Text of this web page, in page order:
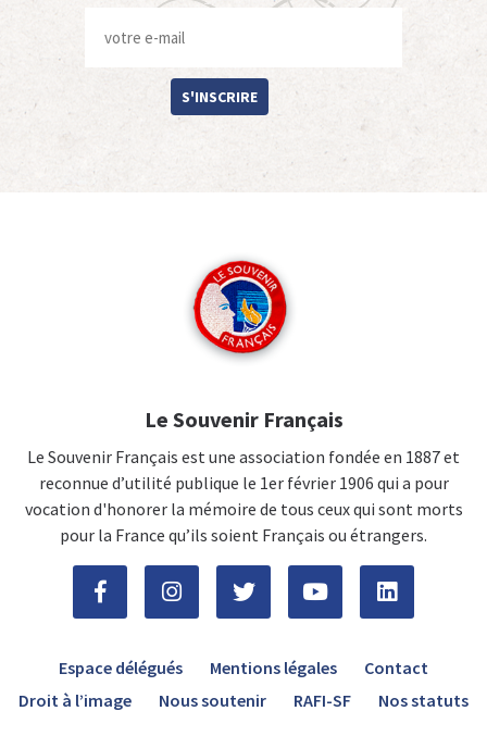
S'INSCRIRE
Le Souvenir Français
Le Souvenir Français est une association fondée en 1887 et
reconnue d’utilité publique le 1er février 1906 qui a pour
vocation d'honorer la mémoire de tous ceux qui sont morts
pour la France qu’ils soient Français ou étrangers.
Espace délégués Mentions légales
Contact
Droit à l’image
Nous soutenir RAFI-SF Nos statuts